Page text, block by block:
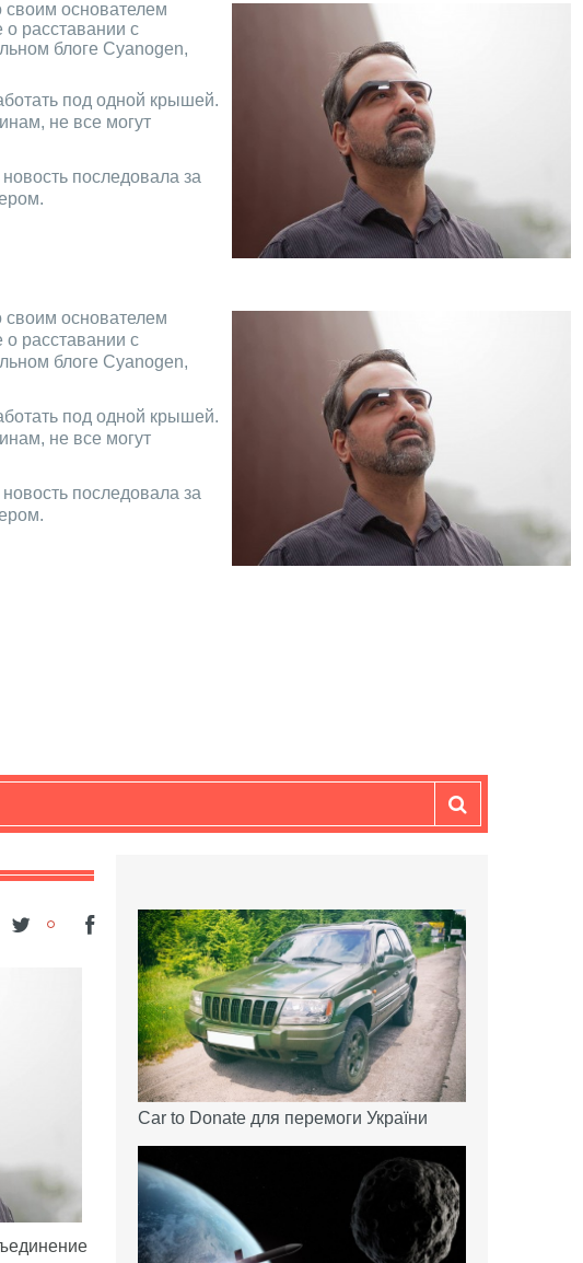
основателем
расставании с
блоге Cyanogen,
под одной крышей.
не все могут
последовала за
основателем
расставании с
блоге Cyanogen,
под одной крышей.
не все могут
последовала за
Car to Donate для перемоги України